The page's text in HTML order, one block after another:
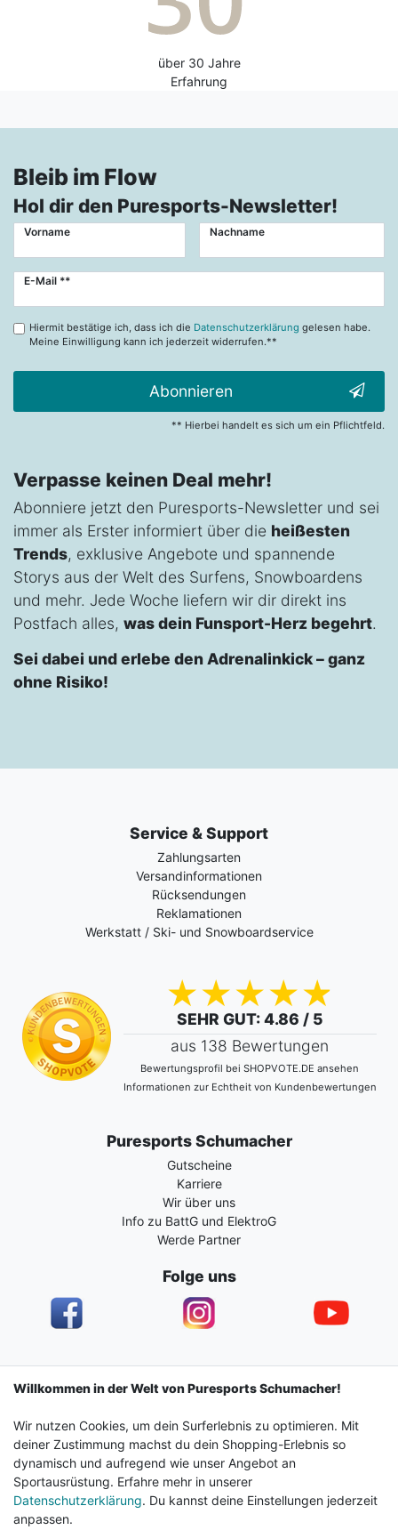
über 30 Jahre
Erfahrung
Bleib im Flow
Hol dir den Puresports-Newsletter!
Vorname Nachname
E-Mail **
Newsletter
Hiermit bestätige ich, dass ich die Datenschutzerklärung gelesen habe.
Meine Einwilligung kann ich jederzeit widerrufen.**
Abonnieren
** Hierbei handelt es sich um ein Pflichtfeld.
Verpasse keinen Deal mehr!
Abonniere jetzt den Puresports-Newsletter und sei
immer als Erster informiert über die heißesten
Trends, exklusive Angebote und spannende
Storys aus der Welt des Surfens, Snowboardens
und mehr. Jede Woche liefern wir dir direkt ins
Postfach alles, was dein Funsport-Herz begehrt.
Sei dabei und erlebe den Adrenalinkick – ganz
ohne Risiko!
Service & Support
Zahlungsarten
Versandinformationen
Rücksendungen
Reklamationen
Werkstatt / Ski- und Snowboardservice
SEHR GUT: 4.86 / 5
aus 138 Bewertungen
Bewertungsprofil bei SHOPVOTE.DE ansehen
Informationen zur Echtheit von Kundenbewertungen
Puresports Schumacher
Gutscheine
Karriere
Wir über uns
Info zu BattG und ElektroG
Werde Partner
Folge uns
Impressum Daten­schutz­erklärung AGB
Barrierefreiheitserklärung Widerrufs­recht
Vertrag widerrufen Kontakt
Willkommen in der Welt von Puresports Schumacher!
Wir nutzen Cookies, um dein Surferlebnis zu optimieren. Mit
deiner Zustimmung machst du dein Shopping-Erlebnis so
dynamisch und aufregend wie unser Angebot an
Sportausrüstung. Erfahre mehr in unserer
Datenschutzerklärung. Du kannst deine Einstellungen jederzeit
anpassen.